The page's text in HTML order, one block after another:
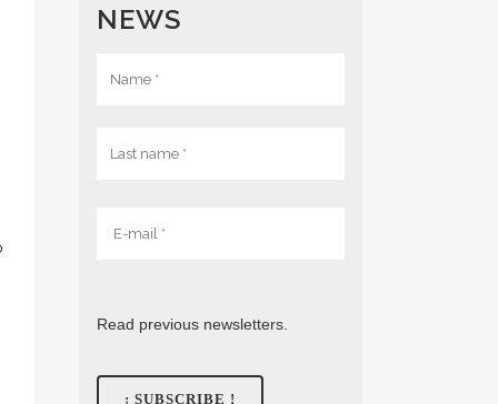
NEWS
Read previous newsletters.